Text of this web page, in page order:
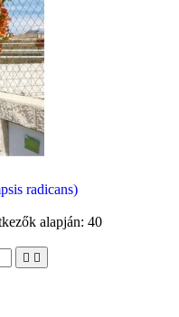
radicans)
alapján:40
 